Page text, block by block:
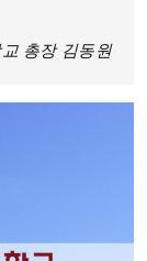
총장 김동원